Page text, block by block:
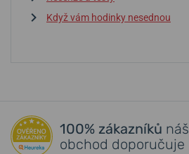
Když vám hodinky nesednou
100% zákazníků náš
obchod doporučuje